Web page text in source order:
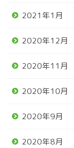
2021年1月
2020年12月
2020年11月
2020年10月
2020年9月
2020年8月